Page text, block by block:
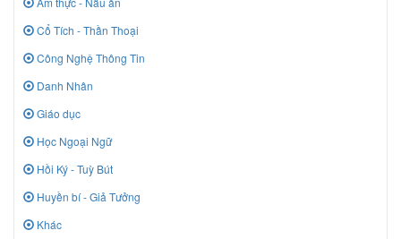
Cổ Tích - Thần Thoại
Công Nghệ Thông Tin
Danh Nhân
Giáo dục
Học Ngoại Ngữ
Hồi Ký - Tuỳ Bút
Huyền bí - Giả Tưởng
Khác